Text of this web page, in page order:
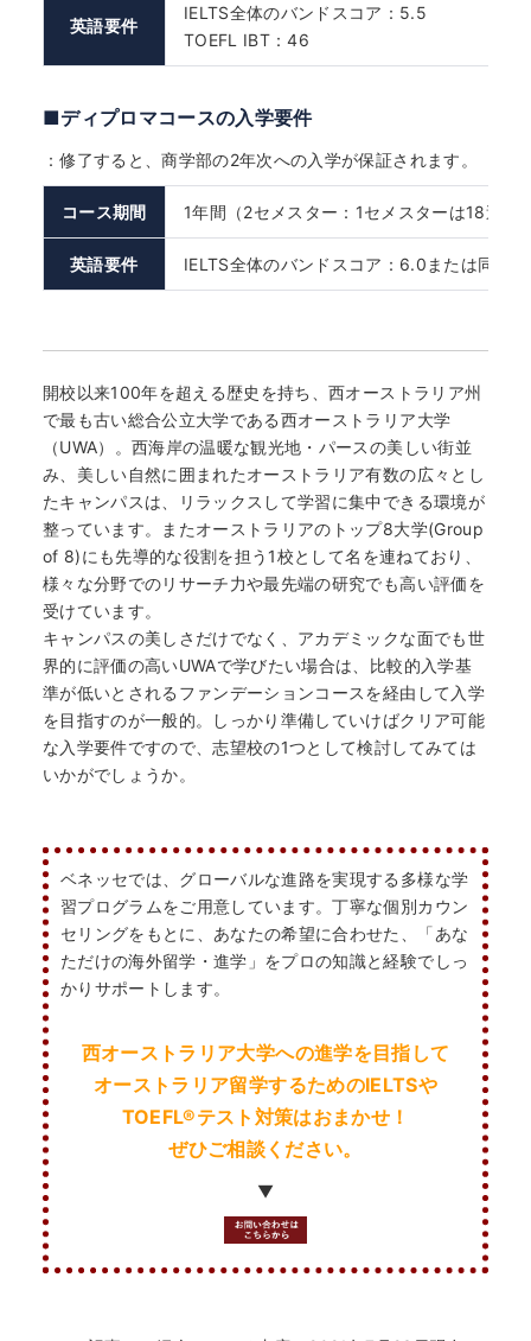
HOME
なぜ海外進学か？
どうやって？
英語要件
IELTS全体のバンドスコア：5.5
TOEFL IBT：46
■ディプロマコースの入学要件
：修了すると、商学部の2年次への入学が保証されます。
コース期間 1年間（2セメスター：1セメスターは18週間
英語要件 IELTS全体のバンドスコア：6.0または同等
開校以来100年を超える歴史を持ち、西オーストラリア州
で最も古い総合公立大学である西オーストラリア大学
（UWA）。西海岸の温暖な観光地・パースの美しい街並
み、美しい自然に囲まれたオーストラリア有数の広々とし
たキャンパスは、リラックスして学習に集中できる環境が
整っています。またオーストラリアのトップ8大学(Group
of 8)にも先導的な役割を担う1校として名を連ねており、
様々な分野でのリサーチ力や最先端の研究でも高い評価を
受けています。
キャンパスの美しさだけでなく、アカデミックな面でも世
界的に評価の高いUWAで学びたい場合は、比較的入学基
準が低いとされるファンデーションコースを経由して入学
を目指すのが一般的。しっかり準備していけばクリア可能
な入学要件ですので、志望校の1つとして検討してみては
いかがでしょうか。
ベネッセでは、グローバルな進路を実現する多様な学
習プログラムをご用意しています。丁寧な個別カウン
セリングをもとに、あなたの希望に合わせた、「あな
ただけの海外留学・進学」をプロの知識と経験でしっ
かりサポートします。
西オーストラリア大学への進学を目指して
オーストラリア留学するためのIELTSや
TOEFL®テスト対策はおまかせ！
ぜひご相談ください。
▼